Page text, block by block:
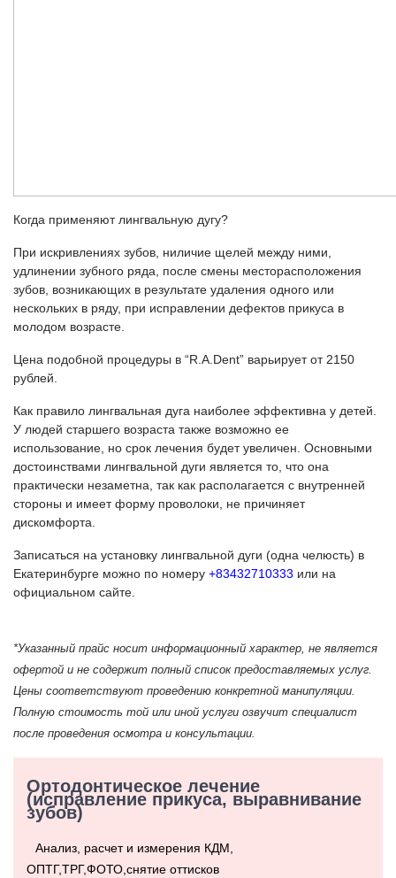
Когда применяют лингвальную дугу?
При искривлениях зубов, ниличие щелей между ними,
удлинении зубного ряда, после смены месторасположения
зубов, возникающих в результате удаления одного или
нескольких в ряду, при исправлении дефектов прикуса в
молодом возрасте.
Цена подобной процедуры в “R.A.Dent” варьирует от 2150
рублей.
Как правило лингвальная дуга наиболее эффективна у детей.
У людей старшего возраста также возможно ее
использование, но срок лечения будет увеличен. Основными
достоинствами лингвальной дуги является то, что она
практически незаметна, так как располагается с внутренней
стороны и имеет форму проволоки, не причиняет
дискомфорта.
Записаться на установку лингвальной дуги (одна челюсть) в
Екатеринбурге можно по номеру +83432710333 или на
официальном сайте.
*Указанный прайс носит информационный характер, не является
офертой и не содержит полный список предоставляемых услуг.
Цены соответствуют проведению конкретной манипуляции.
Полную стоимость той или иной услуги озвучит специалист
после проведения осмотра и консультации.
Ортодонтическое лечение
(исправление прикуса, выравнивание
зубов)
Анализ, расчет и измерения КДМ,
ОПТГ,ТРГ,ФОТО,снятие оттисков